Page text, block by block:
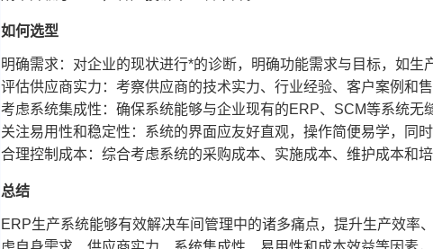
如何选型
明确需求：对企业的现状进行*的诊断，明确功能需求与目标，如生
评估供应商实力：考察供应商的技术实力、行业经验、客户案例和
考虑系统集成性：确保系统能够与企业现有的ERP、SCM等系统无
关注易用性和稳定性：系统的界面应友好直观，操作简便易学，同
合理控制成本：综合考虑系统的采购成本、实施成本、维护成本和
总结
ERP生产系统能够有效解决车间管理中的诸多痛点，提升生产效率